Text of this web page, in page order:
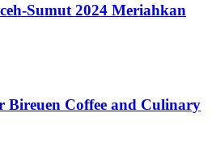
Sumut 2024 Meriahkan
Bireuen Coffee and Culinary